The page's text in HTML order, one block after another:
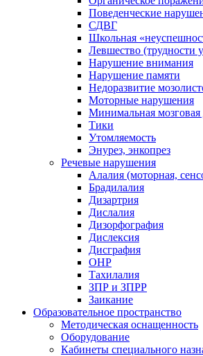
Поведенческие
СДВГ
Школьная
Левшество (трудности
Нарушение внимания
Нарушение памяти
Недоразвитие
Моторные нарушения
Минимальная
Тики
Утомляемость
Энурез, энкопрез
Речевые нарушения
Алалия (моторная,
Брадилалия
Дизартрия
Дислалия
Дизорфография
Дислексия
Дисграфия
ОНР
Тахилалия
ЗПР и ЗПРР
Заикание
Образовательное пространство
Методическая оснащенность
Оборудование
Кабинеты специального